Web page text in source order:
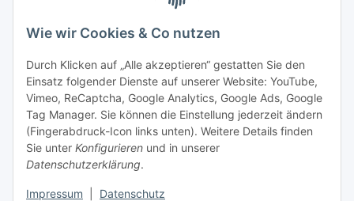
Wie wir Cookies & Co nutzen
Durch Klicken auf „Alle akzeptieren“ gestatten Sie den
Einsatz folgender Dienste auf unserer Website: YouTube,
Vimeo, ReCaptcha, Google Analytics, Google Ads, Google
Tag Manager. Sie können die Einstellung jederzeit ändern
(Fingerabdruck-Icon links unten). Weitere Details finden
Sie unter Konfigurieren und in unserer
Datenschutzerklärung.
Impressum Datenschutz